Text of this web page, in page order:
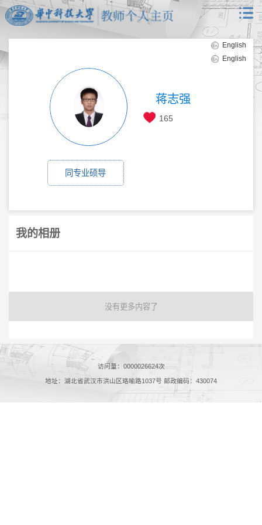
English
English
蒋志强
165
同专业硕导
我的相册
没有更多内容了
访问量： 0000026624次
地址：湖北省武汉市洪山区珞喻路1037号 邮政编码：430074